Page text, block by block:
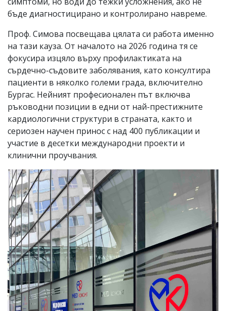
бъде диагностицирано и контролирано навреме.
Проф. Симова посвещава цялата си работа именно
на тази кауза. От началото на 2026 година тя се
фокусира изцяло върху профилактиката на
сърдечно-съдовите заболявания, като консултира
пациенти в няколко големи града, включително
Бургас. Нейният професионален път включва
ръководни позиции в едни от най-престижните
кардиологични структури в страната, както и
сериозен научен принос с над 400 публикации и
участие в десетки международни проекти и
клинични проучвания.